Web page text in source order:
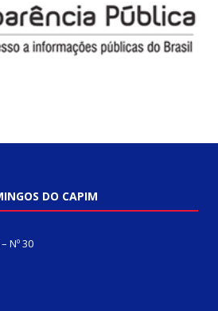
DO CAPIM
Nº 30